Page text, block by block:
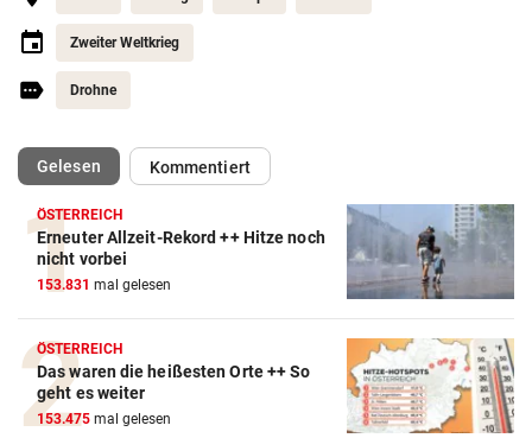
Zweiter Weltkrieg
Drohne
Gelesen(ausgewählt)Kommentiert
ÖSTERREICH
Erneuter Allzeit-Rekord ++ Hitze noch
nicht vorbei
153.831 mal gelesen
ÖSTERREICH
Das waren die heißesten Orte ++ So
geht es weiter
153.475 mal gelesen